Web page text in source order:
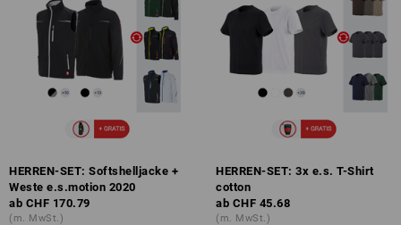
HERREN-SET: Softshelljacke +
Weste e.s.motion 2020
ab CHF 170.79
(m. MwSt.)
HERREN-SET: 3x e.s. T-Shirt
cotton
ab CHF 45.68
(m. MwSt.)